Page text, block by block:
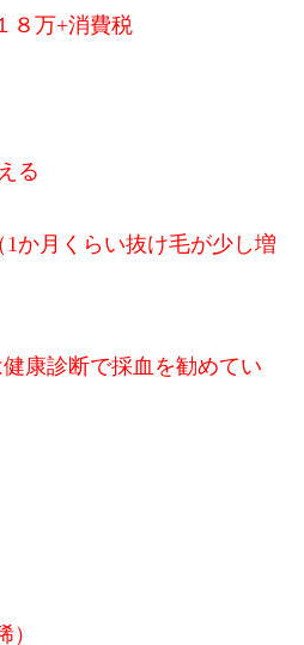
８万+消費税
る
1か月くらい抜け毛が少し増
康診断で採血を勧めてい
）